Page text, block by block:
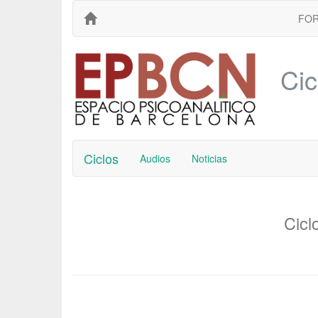
Ciclos Audios Noticias